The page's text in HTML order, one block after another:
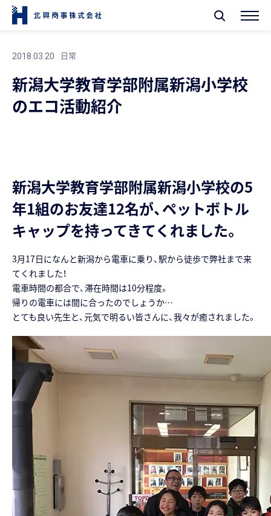
2018.03.20 日常
新潟大学教育学部附属新潟小学校
のエコ活動紹介
新潟大学教育学部附属新潟小学校の5
年1組のお友達12名が、ペットボトル
キャップを持ってきてくれました。
3月17日になんと新潟から電車に乗り、駅から徒歩で弊社まで来
てくれました！
電車時間の都合で、滞在時間は10分程度。
帰りの電車には間に合ったのでしょうか…
とても良い先生と、元気で明るい皆さんに、我々が癒されました。